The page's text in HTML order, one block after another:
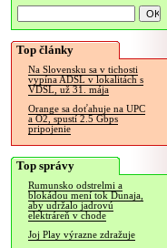
Top články
Na Slovensku sa v tichosti
vypína ADSL v lokalitách s
VDSL, už 31. mája
Orange sa doťahuje na UPC
a O2, spustí 2.5 Gbps
pripojenie
Top správy
Rumunsko odstrelmi a
blokádou mení tok Dunaja,
aby udržalo jadrovú
elektráreň v chode
Joj Play výrazne zdražuje